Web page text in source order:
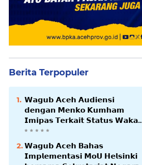
Berita Terpopuler
𝗪𝗮𝗴𝘂𝗯 𝗔𝗰𝗲𝗵 𝗔𝘂𝗱𝗶𝗲𝗻𝘀𝗶
𝗱𝗲𝗻𝗴𝗮𝗻 𝗠𝗲𝗻𝗸𝗼 𝗞𝘂𝗺𝗵𝗮𝗺
𝗜𝗺𝗶𝗽𝗮𝘀 𝗧𝗲𝗿𝗸𝗮𝗶𝘁 𝗦𝘁𝗮𝘁𝘂𝘀 𝗪𝗮𝗸𝗮𝗳
𝗕𝗹𝗮𝗻𝗴𝗽𝗮𝗱𝗮𝗻𝗴
𝗪𝗮𝗴𝘂𝗯 𝗔𝗰𝗲𝗵 𝗕𝗮𝗵𝗮𝘀
𝗜𝗺𝗽𝗹𝗲𝗺𝗲𝗻𝘁𝗮𝘀𝗶 𝗠𝗼𝗨 𝗛𝗲𝗹𝘀𝗶𝗻𝗸𝗶